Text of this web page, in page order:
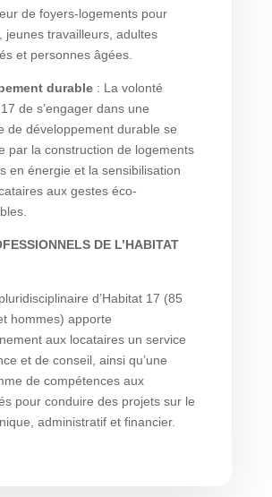
de foyers-logements pour
jeunes travailleurs, adultes
et personnes âgées.
durable: La volonté
de s’engager dans une
de développement durable se
par la construction de logements
en énergie et la sensibilisation
aux gestes éco-
DE L’HABITAT
d’Habitat 17 (85
hommes) apporte
aux locataires un service
et de conseil, ainsi qu’une
de compétences aux
pour conduire des projets sur le
administratif et financier.